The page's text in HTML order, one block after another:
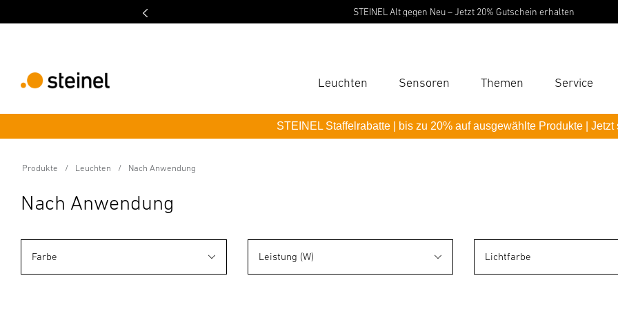
STEINEL Alt gegen Neu – Jetzt 20% Gutschein erhalten
Leuchten Sensoren Themen Service
Suche
STEINEL Staffelrabatte | bis zu 20% auf ausgewählte Produkte | Jetzt
Produkte Leuchten Nach Anwendung
Nach Anwendung
Farbe Leistung (W) Lichtfarbe